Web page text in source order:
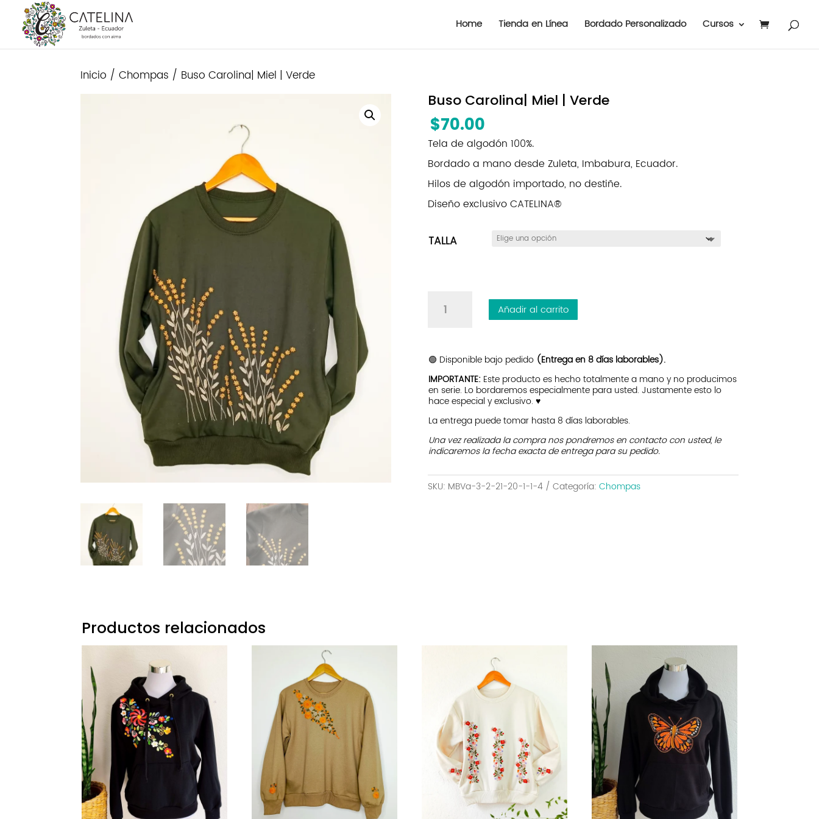
Home Tienda en Línea Bordado Personalizado Cursos
Inicio / Chompas / Buso Carolina| Miel | Verde
Buso Carolina| Miel | Verde
$70.00
Tela de algodón 100%.
Bordado a mano desde Zuleta, Imbabura, Ecuador.
Hilos de algodón importado, no destiñe.
Diseño exclusivo CATELINA®
TALLA
Carolina|
Verde
cantidad
Añadir al carrito
🟢 Disponible bajo pedido (Entrega en 8 días laborables).
IMPORTANTE: Este producto es hecho totalmente a mano y no producimos
en serie. Lo bordaremos especialmente para usted. Justamente esto lo
hace especial y exclusivo. ♥
La entrega puede tomar hasta 8 días laborables.
Una vez realizada la compra nos pondremos en contacto con usted, le
indicaremos la fecha exacta de entrega para su pedido.
SKU: MBVa-3-2-21-20-1-1-4 Categoría: Chompas
Productos relacionados